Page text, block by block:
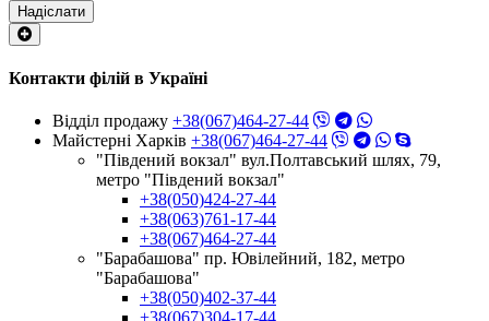
Надіслати
Контакти філій в Україні
Відділ продажу +38(067)464-27-44
Майстерні Харків +38(067)464-27-44
"Південий вокзал" вул.Полтавський шлях, 79,
метро "Південий вокзал"
+38(050)424-27-44
+38(063)761-17-44
+38(067)464-27-44
"Барабашова" пр. Ювілейний, 182, метро
"Барабашова"
+38(050)402-37-44